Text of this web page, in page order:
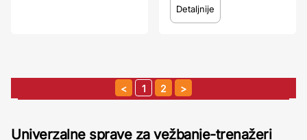
Detaljnije
1 2
Univerzalne sprave za vežbanje-trenažeri